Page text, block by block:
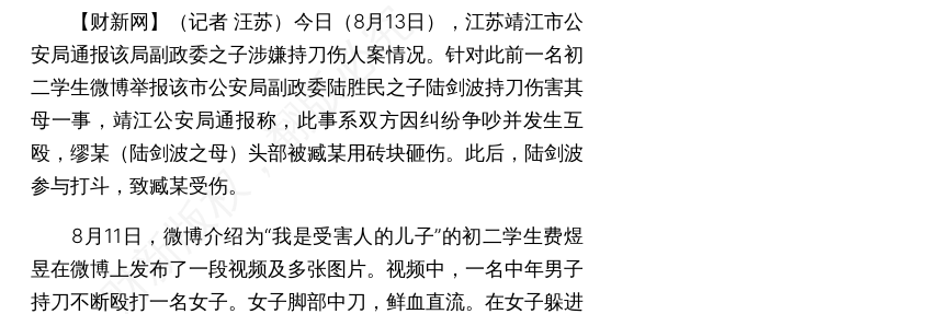
【财新网】（记者 汪苏） 今日（8月13日），江苏靖江市公
安局通报该局副政委之子涉嫌持刀伤人案情况。针对此前一名初
二学生微博举报该市公安局副政委陆胜民之子陆剑波持刀伤害其
母一事，靖江公安局通报称，此事系双方因纠纷争吵并发生互
殴，缪某（陆剑波之母）头部被臧某用砖块砸伤。此后，陆剑波
参与打斗，致臧某受伤。
8月11日，微博介绍为“我是受害人的儿子”的初二学生费煜
昱在微博上发布了一段视频及多张图片。视频中，一名中年男子
持刀不断殴打一名女子。女子脚部中刀，鲜血直流。在女子躲进